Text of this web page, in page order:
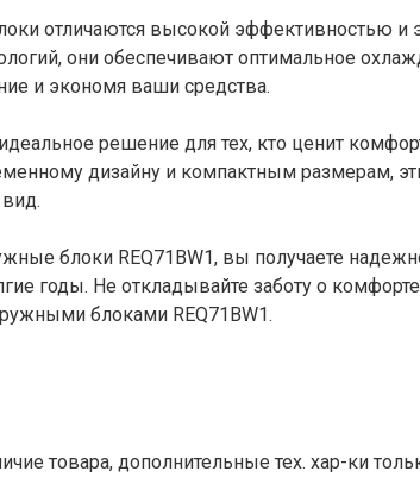
отличаются высокой эффективностью и
они обеспечивают оптимальное
и экономя ваши средства.
идеальное решение для тех, кто ценит
дизайну и компактным размерам,
блоки REQ71BW1, вы получаете
годы. Не откладывайте заботу о
блоками REQ71BW1.
товара, дополнительные тех. хар-ки